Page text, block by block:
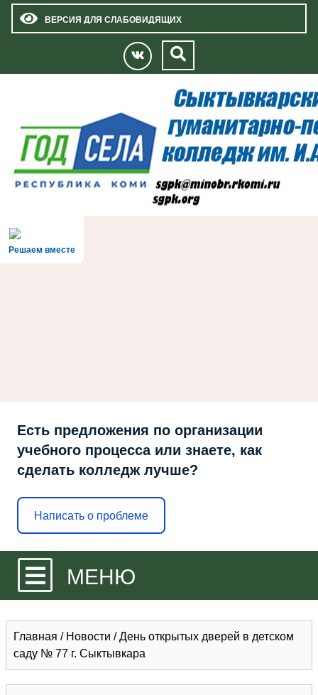
ВЕРСИЯ ДЛЯ СЛАБОВИДЯЩИХ
Решаем вместе
Есть предложения по организации
учебного процесса или знаете, как
сделать колледж лучше?
Написать о проблеме
МЕНЮ
Главная / Новости /День открытых дверей в детском
саду № 77 г. Сыктывкара